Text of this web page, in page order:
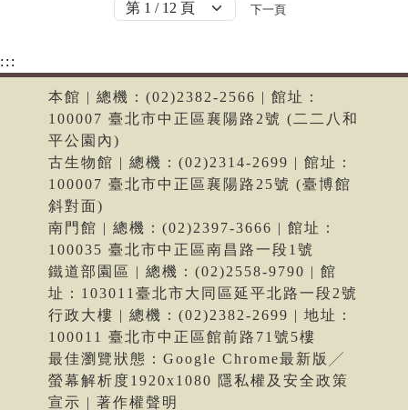
下一頁
:::
本館 | 總機：(02)2382-2566 | 館址：
100007 臺北市中正區襄陽路2號 (二二八和
平公園內)
古生物館 | 總機：(02)2314-2699 | 館址：
100007 臺北市中正區襄陽路25號 (臺博館
斜對面)
南門館 | 總機：(02)2397-3666 | 館址：
100035 臺北市中正區南昌路一段1號
鐵道部園區 | 總機：(02)2558-9790 | 館
址：103011臺北市大同區延平北路一段2號
行政大樓 | 總機：(02)2382-2699 | 地址：
100011 臺北市中正區館前路71號5樓
最佳瀏覽狀態：Google Chrome最新版╱
螢幕解析度1920x1080 隱私權及安全政策
宣示 | 著作權聲明